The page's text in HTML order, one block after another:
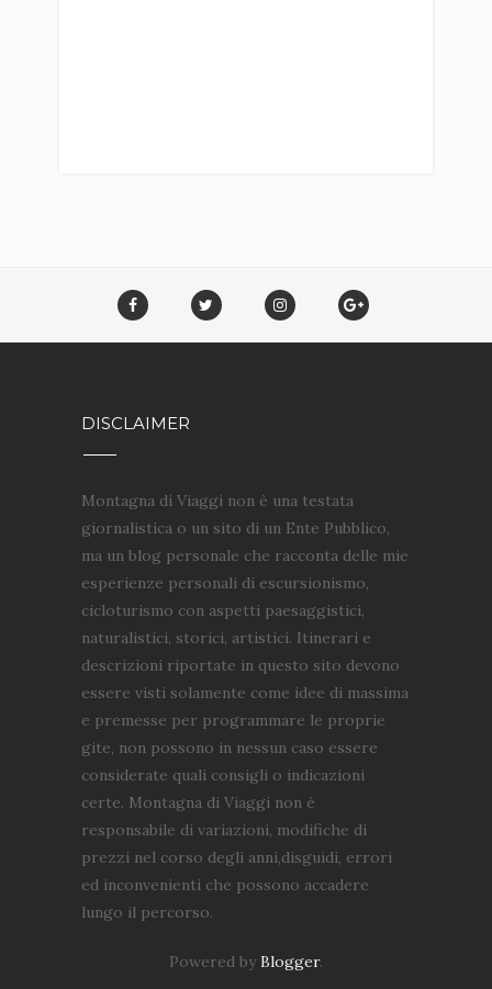
DISCLAIMER
Montagna di Viaggi non è una testata
giornalistica o un sito di un Ente Pubblico,
ma un blog personale che racconta delle mie
esperienze personali di escursionismo,
cicloturismo con aspetti paesaggistici,
naturalistici, storici, artistici. Itinerari e
descrizioni riportate in questo sito devono
essere visti solamente come idee di massima
e premesse per programmare le proprie
gite, non possono in nessun caso essere
considerate quali consigli o indicazioni
certe. Montagna di Viaggi non è
responsabile di variazioni, modifiche di
prezzi nel corso degli anni,disguidi, errori
ed inconvenienti che possono accadere
lungo il percorso.
Powered byBlogger.